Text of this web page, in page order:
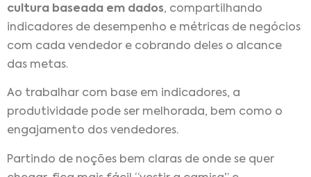
cultura baseada em dados, compartilhando
indicadores de desempenho e métricas de negócios
com cada vendedor e cobrando deles o alcance
das metas.
Ao trabalhar com base em indicadores, a
produtividade pode ser melhorada, bem como o
engajamento dos vendedores.
Partindo de noções bem claras de onde se quer